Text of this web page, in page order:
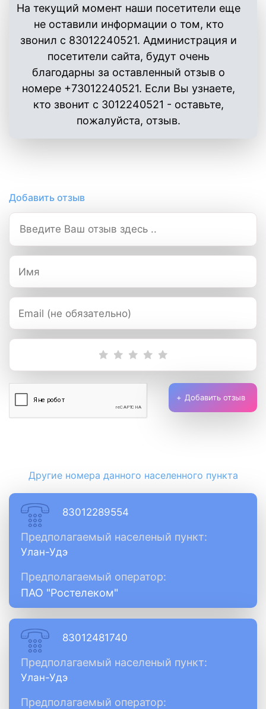
На текущий момент наши посетители еще
не оставили информации о том, кто
звонил с 83012240521. Администрация и
посетители сайта, будут очень
благодарны за оставленный отзыв о
номере +73012240521. Если Вы узнаете,
кто звонит с 3012240521 - оставьте,
пожалуйста, отзыв.
Добавить отзыв
Добавить отзыв
Другие номера данного населенного пункта
83012289554
Предполагаемый населеный пункт:
Улан-Удэ
Предполагаемый оператор:
ПАО "Ростелеком"
83012481740
Предполагаемый населеный пункт:
Улан-Удэ
Предполагаемый оператор: